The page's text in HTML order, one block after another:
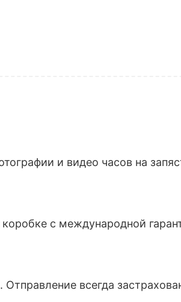
и видео часов на
с международной
Отправление всегда